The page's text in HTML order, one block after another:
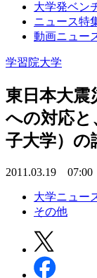
大学発ベン
ニュース特
動画ニュー
学習院大学
東日本大震
への対応と
子大学）の
2011.03.19 07:00
大学ニュー
その他